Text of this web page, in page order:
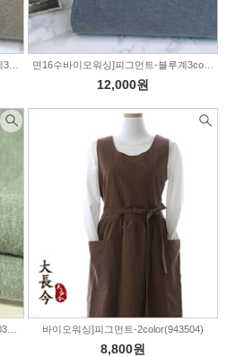
12,000원
바이오워싱]피그먼트-2color(943504)
8,800원